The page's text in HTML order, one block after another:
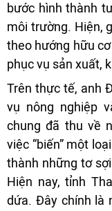
bước hình thành
môi trường. Hiện,
theo hướng hữu
phục vụ sản xuất,
Trên thực tế, anh
vụ nông nghiệp
chung đã thu về
việc “biến” một
thành những tơ
Hiện nay, tỉnh
dứa. Đây chính là